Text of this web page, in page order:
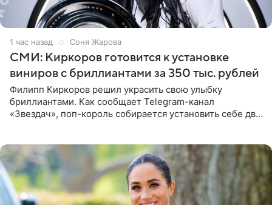
1 час назад Соня Жарова
СМИ: Киркоров готовится к установке
виниров с бриллиантами за 350 тыс. рублей
Филипп Киркоров решил украсить свою улыбку
бриллиантами. Как сообщает Telegram-канал
«Звездач», поп-король собирается установить себе два